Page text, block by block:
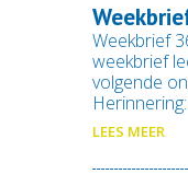
Weekbrief
weekbrief
volgende
LEES MEER